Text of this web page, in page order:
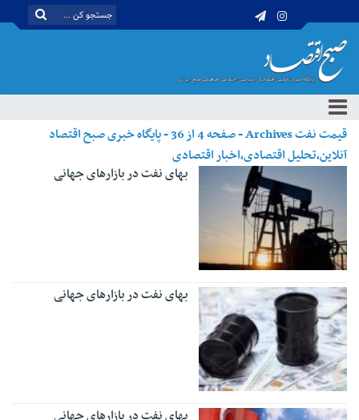
قیمت نفت Archives - صفحه 4 از 36 - پایگاه خبری صبح اقتصاد
آنلاین،تحلیل اقتصادی،اخبار اقتصادی
بهای نفت در بازارهای جهانی
بهای نفت در بازارهای جهانی